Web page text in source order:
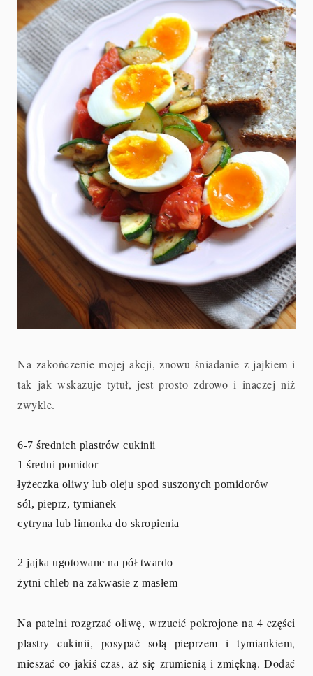
Na zakończenie mojej akcji, znowu śniadanie z jajkiem i
tak jak wskazuje tytuł, jest prosto zdrowo i inaczej niż
zwykle.
6-7 średnich plastrów cukinii
1 średni pomidor
łyżeczka oliwy lub oleju spod suszonych pomidorów
sól, pieprz, tymianek
cytryna lub limonka do skropienia
2 jajka ugotowane na pół twardo
żytni chleb na zakwasie z masłem
Na patelni rozgrzać oliwę, wrzucić pokrojone na 4 części
plastry cukinii, posypać solą pieprzem i tymiankiem,
mieszać co jakiś czas, aż się zrumienią i zmiękną. Dodać